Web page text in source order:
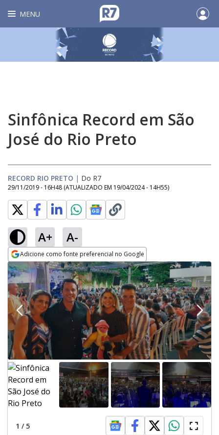
MENU
Sinfônica Record em São
José do Rio Preto
RECORD RIO PRETO | Do R7
29/11/2019 - 16H48 (ATUALIZADO EM 19/04/2024 - 14H55)
A+ A-
Adicione como fonte preferencial no Google
Opens in new window
1 / 5